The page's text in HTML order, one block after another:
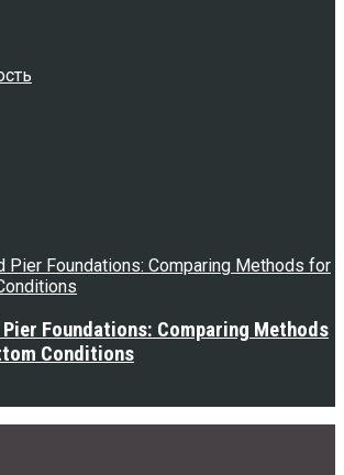
Foundations: Comparing Methods
Conditions